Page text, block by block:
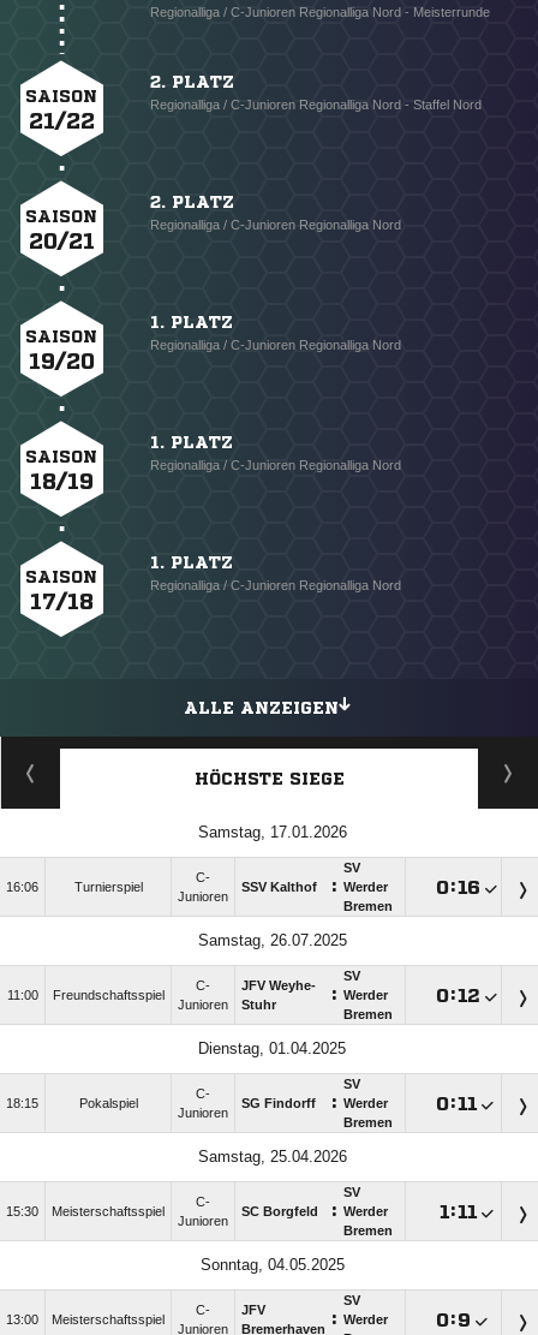
Regionalliga / C-Junioren Regionalliga Nord - Meisterrunde
SAISON
21/22
2. PLATZ
Regionalliga / C-Junioren Regionalliga Nord - Staffel Nord
SAISON
20/21
2. PLATZ
Regionalliga / C-Junioren Regionalliga Nord
SAISON
19/20
1. PLATZ
Regionalliga / C-Junioren Regionalliga Nord
SAISON
18/19
1. PLATZ
Regionalliga / C-Junioren Regionalliga Nord
SAISON
17/18
1. PLATZ
Regionalliga / C-Junioren Regionalliga Nord
ALLE ANZEIGEN
HÖCHSTE SIEGE
Samstag, 17.01.2026
16:06 Turnierspiel
C-
Junioren
SSV Kalthof :
SV
Werder
Bremen
:
Samstag, 26.07.2025
11:00 Freundschaftsspiel
C-
Junioren
JFV Weyhe-
Stuhr
:
SV
Werder
Bremen
:
Dienstag, 01.04.2025
18:15 Pokalspiel
C-
Junioren
SG Findorff :
SV
Werder
Bremen
:
Samstag, 25.04.2026
15:30 Meisterschaftsspiel
C-
Junioren
SC Borgfeld :
SV
Werder
Bremen
:
Sonntag, 04.05.2025
13:00 Meisterschaftsspiel
C-
Junioren
JFV
Bremerhaven :
SV
Werder
: